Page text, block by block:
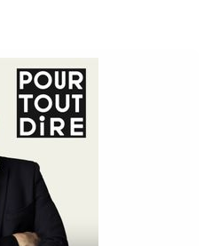
et
des commissaires de la
chercheur associé à
en histoire du "fait
général Opinion du groupe